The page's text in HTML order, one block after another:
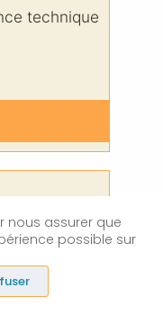
nous assurer que
possible sur
technique